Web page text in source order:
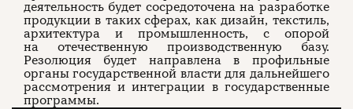
деятельность будет сосредоточена на разработке
продукции в таких сферах, как дизайн, текстиль,
архитектура и промышленность, с опорой
на отечественную производственную базу.
Резолюция будет направлена в профильные
органы государственной власти для дальнейшего
рассмотрения и интеграции в государственные
программы.